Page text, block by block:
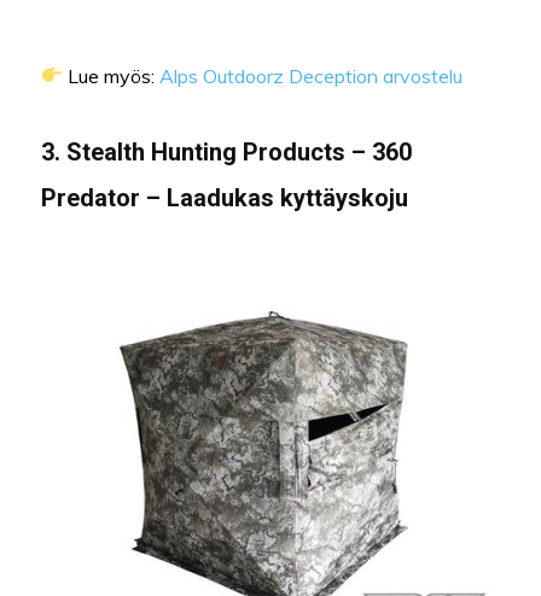
Lue myös: Alps Outdoorz Deception arvostelu
3. Stealth Hunting Products – 360
Predator – Laadukas kyttäyskoju